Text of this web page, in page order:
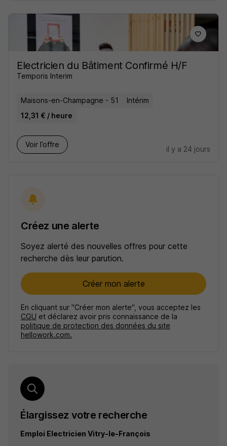
Electricien du Bâtiment Confirmé H/F
Temporis Interim
Maisons-en-Champagne - 51
Intérim
12,31 € / heure
Voir l’offre
il y a 24 jours
Créez une alerte
Soyez alerté des nouvelles offres pour cette
recherche dès leur parution.
Créer mon alerte
En cliquant sur "Créer mon alerte", vous acceptez les
CGU et déclarez avoir pris connaissance de la
politique de protection des données du site
hellowork.com.
Élargissez votre recherche
Emploi Electricien Vitry-le-François